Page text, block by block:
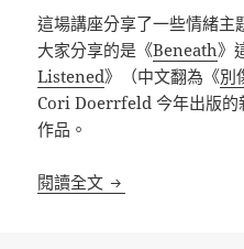
這場講座分享了一些情緒主
大家分享的是《Beneath》
Listened》（中文翻為《別
Cori Doerrfeld 今年出版的
作品。
閱讀全文 暖心情緒主題繪本